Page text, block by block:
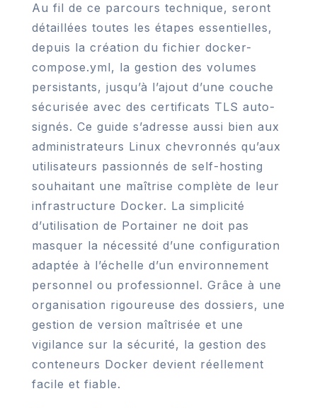
Au fil de ce parcours technique, seront
détaillées toutes les étapes essentielles,
depuis la création du fichier docker-
compose.yml, la gestion des volumes
persistants, jusqu’à l’ajout d’une couche
sécurisée avec des certificats TLS auto-
signés. Ce guide s’adresse aussi bien aux
administrateurs Linux chevronnés qu’aux
utilisateurs passionnés de self-hosting
souhaitant une maîtrise complète de leur
infrastructure Docker. La simplicité
d’utilisation de Portainer ne doit pas
masquer la nécessité d’une configuration
adaptée à l’échelle d’un environnement
personnel ou professionnel. Grâce à une
organisation rigoureuse des dossiers, une
gestion de version maîtrisée et une
vigilance sur la sécurité, la gestion des
conteneurs Docker devient réellement
facile et fiable.